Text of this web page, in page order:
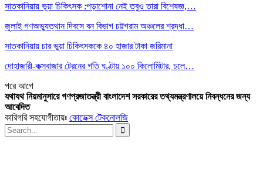
সাতকানিয়ায় ভূয়া চিকিৎসক :পড়াশোনা নেই তবুও তারা বিশেষজ্ঞ,…
জুলাই গণঅভ্যুত্থান দিবসে বন বিভাগ চট্টগ্রাম অঞ্চলের শ্রদ্ধা…
সাতকানিয়ায় চার ভুয়া চিকিৎসককে ৪০ হাজার টাকা জরিমানা
দোহাজারী-কক্সবাজার ট্রেনের গতি ঘণ্টায় ১০০ কিলোমিটার, চলে…
পরেআগে
যথাযথ নিয়মানুসারে গণপ্রজাতন্ত্রী বাংলাদেশ সরকারের তথ্যমন্ত্রণালয়ে নিবন্ধনের জন্য
আবেদিত
কারিগরি সহযোগীতায়ঃ কোডেক্স টেকনোলজি